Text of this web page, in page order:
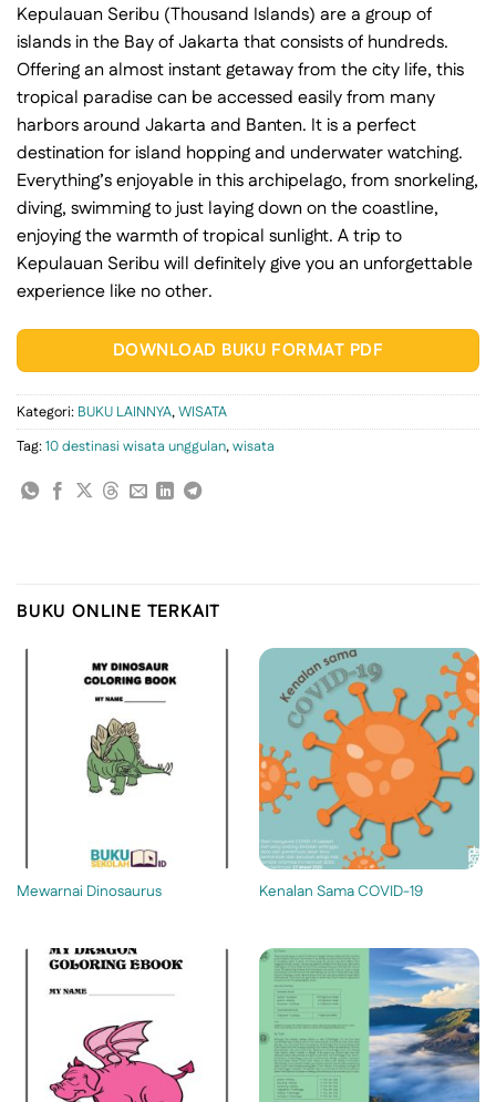
Kepulauan Seribu (Thousand Islands) are a group of
islands in the Bay of Jakarta that consists of hundreds.
Offering an almost instant getaway from the city life, this
tropical paradise can be accessed easily from many
harbors around Jakarta and Banten. It is a perfect
destination for island hopping and underwater watching.
Everything’s enjoyable in this archipelago, from snorkeling,
diving, swimming to just laying down on the coastline,
enjoying the warmth of tropical sunlight. A trip to
Kepulauan Seribu will definitely give you an unforgettable
experience like no other.
DOWNLOAD BUKU FORMAT PDF
Kategori: BUKU LAINNYA,WISATA
Tag:10 destinasi wisata unggulan,wisata
BUKU ONLINE TERKAIT
Mewarnai Dinosaurus Kenalan Sama COVID-19